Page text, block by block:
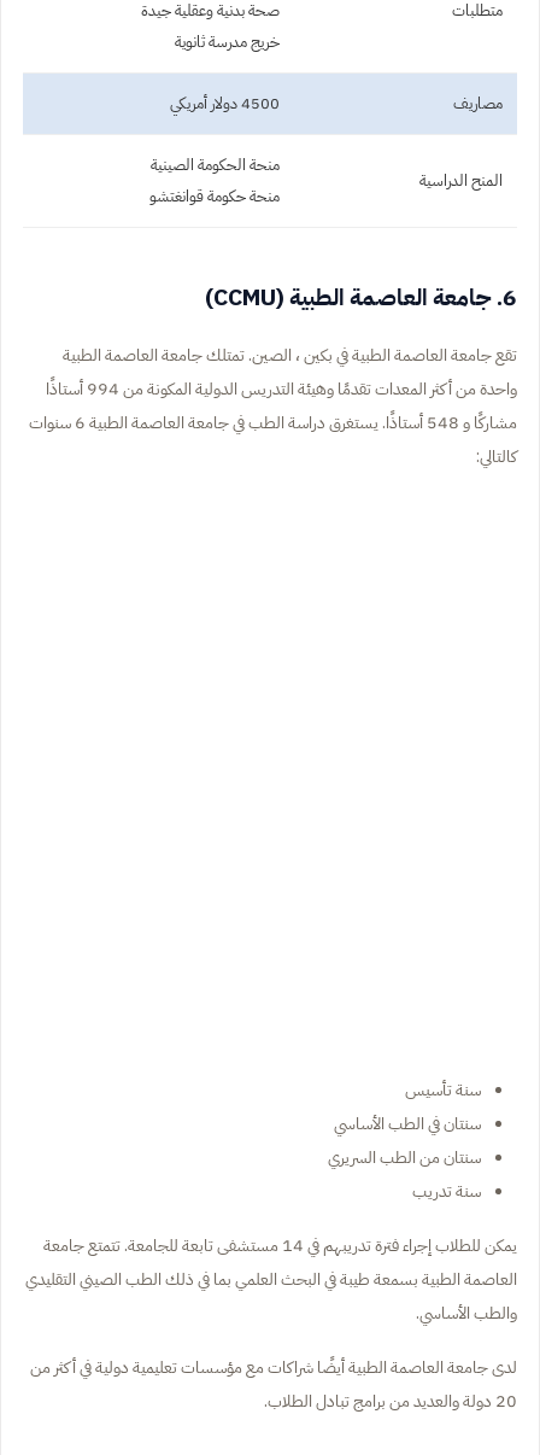
متطلبات
صحة بدنية وعقلية جيدة
خريج مدرسة ثانوية
مصاريف 4500 دولار أمريكي
المنح الدراسية
منحة الحكومة الصينية
منحة حكومة قوانغتشو
6. جامعة العاصمة الطبية (CCMU)
تقع جامعة العاصمة الطبية في بكين ، الصين. تمتلك جامعة العاصمة الطبية
واحدة من أكثر المعدات تقدمًا وهيئة التدريس الدولية المكونة من 994 أستاذًا
مشاركًا و 548 أستاذًا. يستغرق دراسة الطب في جامعة العاصمة الطبية 6 سنوات
كالتالي:
سنة تأسيس
سنتان في الطب الأساسي
سنتان من الطب السريري
سنة تدريب
يمكن للطلاب إجراء فترة تدريبهم في 14 مستشفى تابعة للجامعة. تتمتع جامعة
العاصمة الطبية بسمعة طيبة في البحث العلمي بما في ذلك الطب الصيني التقليدي
والطب الأساسي.
لدى جامعة العاصمة الطبية أيضًا شراكات مع مؤسسات تعليمية دولية في أكثر من
20 دولة والعديد من برامج تبادل الطلاب.